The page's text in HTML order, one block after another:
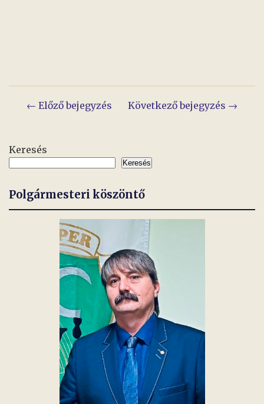
Keresés
Keresés
Polgármesteri köszöntő
Bejegyzés
← Előző bejegyzés Következő bejegyzés →